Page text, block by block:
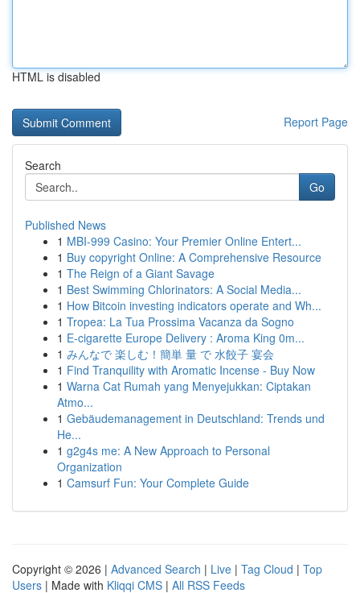
HTML is disabled
Report Page
Search
Go
Published News
1 MBI-999 Casino: Your Premier Online Entert...
1 Buy copyright Online: A Comprehensive Resource
1 The Reign of a Giant Savage
1 Best Swimming Chlorinators: A Social Media...
1 How Bitcoin investing indicators operate and Wh...
1 Tropea: La Tua Prossima Vacanza da Sogno
1 E-cigarette Europe Delivery : Aroma King 0m...
1 みんなで 楽しむ！簡単 量 で 水餃子 宴会
1 Find Tranquility with Aromatic Incense - Buy Now
1 Warna Cat Rumah yang Menyejukkan: Ciptakan
Atmo...
1 Gebäudemanagement in Deutschland: Trends und
He...
1 g2g4s me: A New Approach to Personal
Organization
1 Camsurf Fun: Your Complete Guide
Copyright © 2026 | Advanced Search | Live | Tag Cloud | Top
Users | Made with Kliqqi CMS | All RSS Feeds